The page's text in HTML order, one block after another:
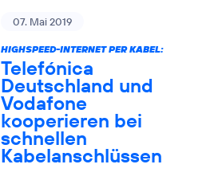
07. Mai 2019
HIGHSPEED-INTERNET PER KABEL:
Telefónica
Deutschland und
Vodafone
kooperieren bei
schnellen
Kabelanschlüssen